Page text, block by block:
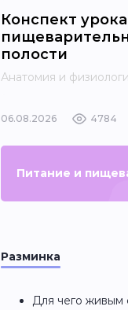
Конспект
полости
Анатомия и
06.08.2026 4784
Питание и
Разминка
Для чего живым